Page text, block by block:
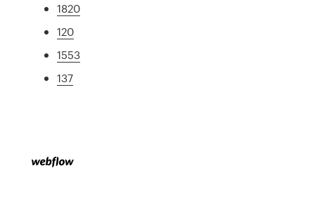
1820
120
1553
137